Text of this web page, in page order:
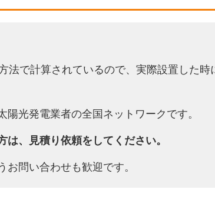
で計算されているので、実際設置した時
光発電業者の全国ネットワークです。
、見積り依頼をしてください。
お問い合わせも歓迎です。